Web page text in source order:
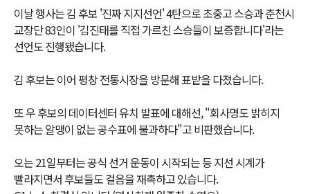
이날 행사는 김 후보 '진짜 지지선언' 4탄으로 초중고 스승과 춘천시
교장단 83인이 '김진태를 직접 가르친 스승들이 보증합니다'라는
선언도 진행됐습니다.
김 후보는 이어 평창 전통시장을 방문해 표밭을 다졌습니다.
또 우 후보의 데이터센터 유치 발표에 대해선, "회사명도 밝히지
못하는 알맹이 없는 공수표에 불과하다"고 비판했습니다.
오는 21일부터는 공식 선거 운동이 시작되는 등 지선 시계가
빨라지면서 후보들도 걸음을 재촉하고 있습니다.